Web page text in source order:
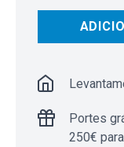
Portes
250€